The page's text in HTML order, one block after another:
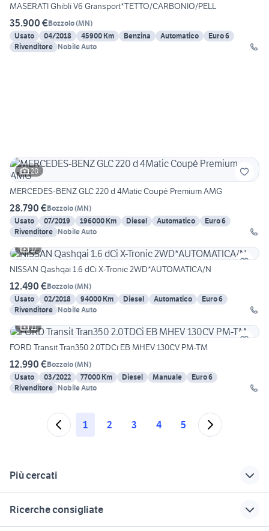
MASERATI Ghibli V6 Gransport*TETTO/CARBONIO/PELL
35.900 €Bozzolo(MN)
Usato
04/2018 45900 Km Benzina Automatico
Euro 6
Rivenditore Nobile Auto
20
MERCEDES-BENZ GLC 220 d 4Matic Coupé Premium AMG
28.790 €Bozzolo(MN)
Usato
07/2019 196000 Km Diesel Automatico
Euro 6
Rivenditore Nobile Auto
17
NISSAN Qashqai 1.6 dCi X-Tronic 2WD*AUTOMATICA/N
12.490 €Bozzolo(MN)
Usato
02/2018 94000 Km Diesel Automatico
Euro 6
Rivenditore Nobile Auto
11
FORD Transit Tran350 2.0TDCi EB MHEV 130CV PM-TM
12.990 €Bozzolo(MN)
Usato
03/2022 77000 Km Diesel Manuale
Euro 6
Rivenditore Nobile Auto
1 2 3 4 5
Più cercati
Ricerche consigliate